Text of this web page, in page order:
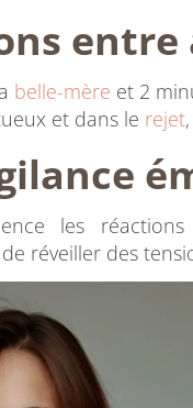
belle-mère et 2
et dans le rejet
les
réveiller des